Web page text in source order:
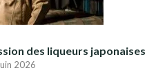
des liqueurs japonaises
2026